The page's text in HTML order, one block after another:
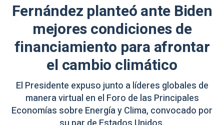
Fernández planteó ante Biden
mejores condiciones de
financiamiento para afrontar
el cambio climático
El Presidente expuso junto a líderes globales de
manera virtual en el Foro de las Principales
Economías sobre Energía y Clima, convocado por